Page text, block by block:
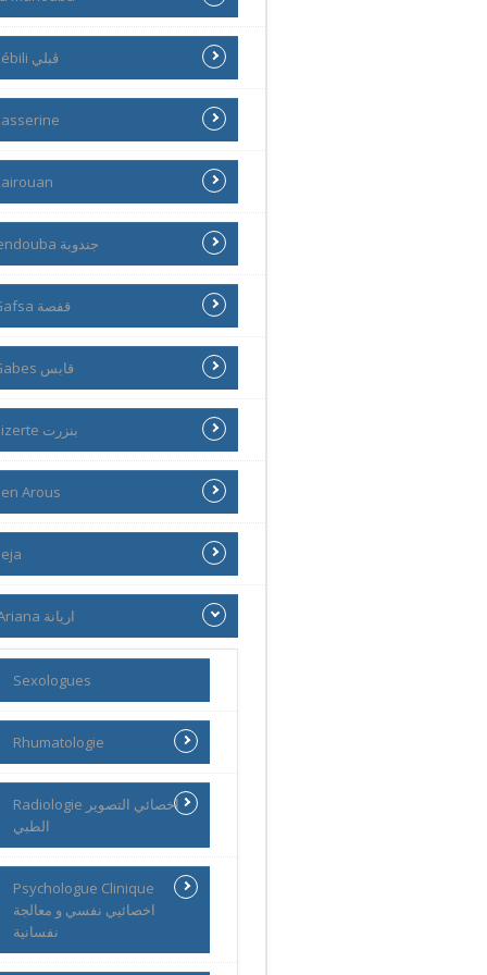
Kébili ڨبلي
Jendouba جندوبة
Gafsa قفصة
Gabes قابس
Bizerte بنزرت
Arous
Ariana اريانة
Sexologues
Rhumatologie
Radiologie اخصائي التصوير
الطبي
Psychologue Clinique
اخصائيي نفسي و معالجة
نفسانية